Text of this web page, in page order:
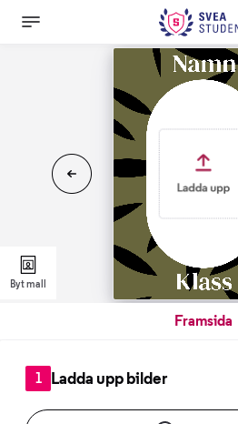
Byt mall
Framsida
1 Ladda upp bilder